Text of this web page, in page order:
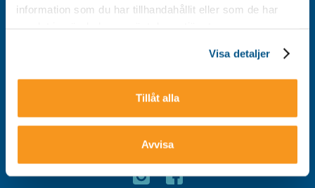
information som du har tillhandahållit eller som de har
Visa detaljer
Tillåt alla
Avvisa
Integritetspolicy
Välkommen till Storklinten - Vi ses på berget!